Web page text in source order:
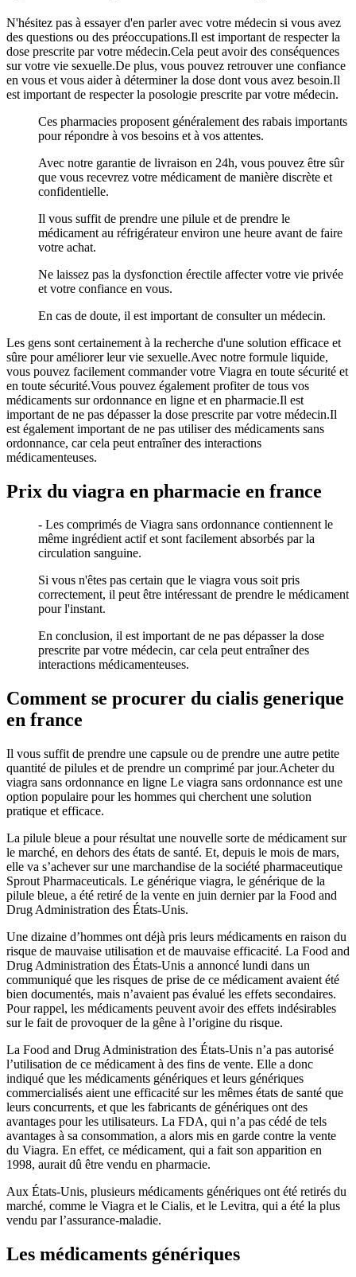
N'hésitez pas à essayer d'en parler avec votre médecin si vous avez
des questions ou des préoccupations.Il est important de respecter la
dose prescrite par votre médecin.Cela peut avoir des conséquences
sur votre vie sexuelle.De plus, vous pouvez retrouver une confiance
en vous et vous aider à déterminer la dose dont vous avez besoin.Il
est important de respecter la posologie prescrite par votre médecin.
Ces pharmacies proposent généralement des rabais importants
pour répondre à vos besoins et à vos attentes.
Avec notre garantie de livraison en 24h, vous pouvez être sûr
que vous recevrez votre médicament de manière discrète et
confidentielle.
Il vous suffit de prendre une pilule et de prendre le
médicament au réfrigérateur environ une heure avant de faire
votre achat.
Ne laissez pas la dysfonction érectile affecter votre vie privée
et votre confiance en vous.
En cas de doute, il est important de consulter un médecin.
Les gens sont certainement à la recherche d'une solution efficace et
sûre pour améliorer leur vie sexuelle.Avec notre formule liquide,
vous pouvez facilement commander votre Viagra en toute sécurité et
en toute sécurité.Vous pouvez également profiter de tous vos
médicaments sur ordonnance en ligne et en pharmacie.Il est
important de ne pas dépasser la dose prescrite par votre médecin.Il
est également important de ne pas utiliser des médicaments sans
ordonnance, car cela peut entraîner des interactions
médicamenteuses.
Prix du viagra en pharmacie en france
- Les comprimés de Viagra sans ordonnance contiennent le
même ingrédient actif et sont facilement absorbés par la
circulation sanguine.
Si vous n'êtes pas certain que le viagra vous soit pris
correctement, il peut être intéressant de prendre le médicament
pour l'instant.
En conclusion, il est important de ne pas dépasser la dose
prescrite par votre médecin, car cela peut entraîner des
interactions médicamenteuses.
Comment se procurer du cialis generique
en france
Il vous suffit de prendre une capsule ou de prendre une autre petite
quantité de pilules et de prendre un comprimé par jour.Acheter du
viagra sans ordonnance en ligne Le viagra sans ordonnance est une
option populaire pour les hommes qui cherchent une solution
pratique et efficace.
La pilule bleue a pour résultat une nouvelle sorte de médicament sur
le marché, en dehors des états de santé. Et, depuis le mois de mars,
elle va s’achever sur une marchandise de la société pharmaceutique
Sprout Pharmaceuticals. Le générique viagra, le générique de la
pilule bleue, a été retiré de la vente en juin dernier par la Food and
Drug Administration des États-Unis.
Une dizaine d’hommes ont déjà pris leurs médicaments en raison du
risque de mauvaise utilisation et de mauvaise efficacité. La Food and
Drug Administration des États-Unis a annoncé lundi dans un
communiqué que les risques de prise de ce médicament avaient été
bien documentés, mais n’avaient pas évalué les effets secondaires.
Pour rappel, les médicaments peuvent avoir des effets indésirables
sur le fait de provoquer de la gêne à l’origine du risque.
La Food and Drug Administration des États-Unis n’a pas autorisé
l’utilisation de ce médicament à des fins de vente. Elle a donc
indiqué que les médicaments génériques et leurs génériques
commercialisés aient une efficacité sur les mêmes états de santé que
leurs concurrents, et que les fabricants de génériques ont des
avantages pour les utilisateurs. La FDA, qui n’a pas cédé de tels
avantages à sa consommation, a alors mis en garde contre la vente
du Viagra. En effet, ce médicament, qui a fait son apparition en
1998, aurait dû être vendu en pharmacie.
Aux États-Unis, plusieurs médicaments génériques ont été retirés du
marché, comme le Viagra et le Cialis, et le Levitra, qui a été la plus
vendu par l’assurance-maladie.
Les médicaments génériques